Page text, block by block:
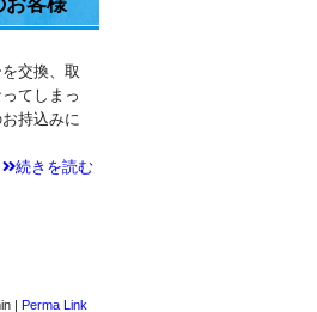
交換、取
てしまっ
持込みに
続きを読む
| Perma Link